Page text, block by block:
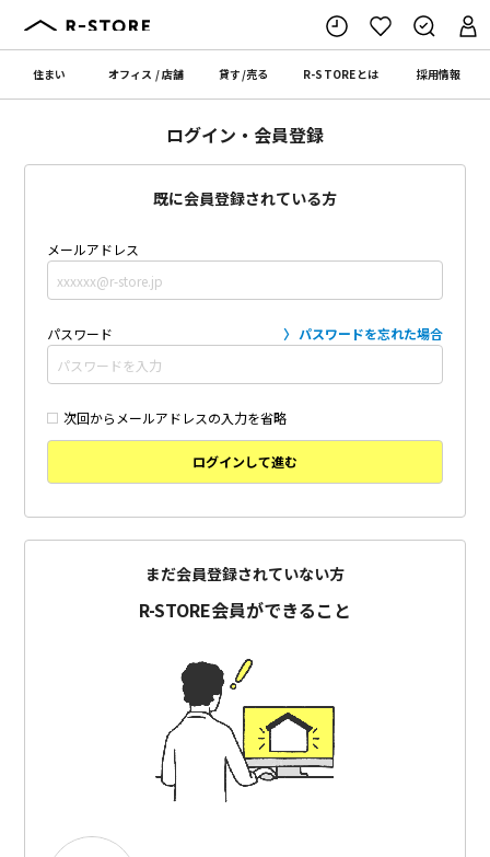
住まい オフィス /店舗 貸す/売る R-STOREとは 採用情報
ログイン・会員登録
既に会員登録されている方
メールアドレス
パスワード パスワードを忘れた場合
次回からメールアドレスの入力を省略
ログインして進む
まだ会員登録されていない方
R-STORE会員ができること